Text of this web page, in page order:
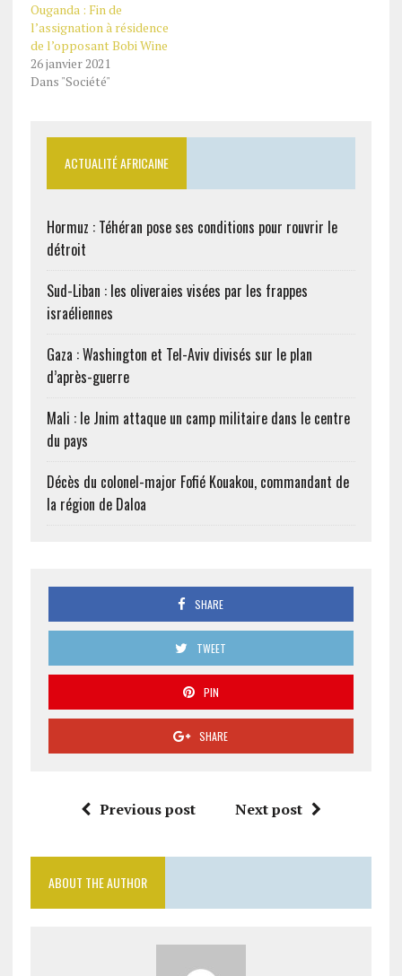
Ouganda : Fin de
l’assignation à résidence
de l’opposant Bobi Wine
26 janvier 2021
Dans "Société"
ACTUALITÉ AFRICAINE
Hormuz : Téhéran pose ses conditions pour rouvrir le
détroit
Sud-Liban : les oliveraies visées par les frappes
israéliennes
Gaza : Washington et Tel-Aviv divisés sur le plan
d’après-guerre
Mali : le Jnim attaque un camp militaire dans le centre
du pays
Décès du colonel-major Fofié Kouakou, commandant de
la région de Daloa
SHARE
TWEET
PIN
SHARE
Previous post Next post
ABOUT THE AUTHOR